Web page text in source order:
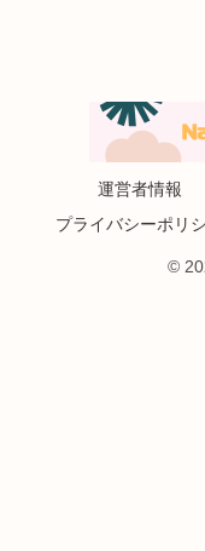
運営者情報
プライバシーポリ
©